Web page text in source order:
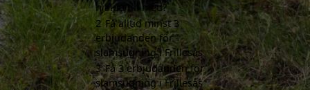
hjälpa till med?
2 Få alltid minst 3
erbjudanden för
slamsugning i Frillesås
3 Få 3 erbjudanden för
slamsugning i Frillesås